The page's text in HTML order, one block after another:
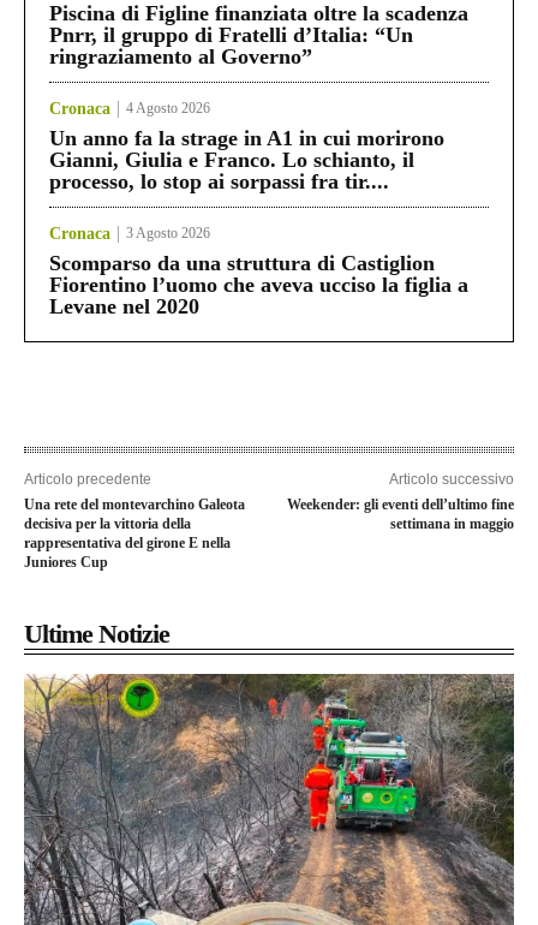
Piscina di Figline finanziata oltre la scadenza
Pnrr, il gruppo di Fratelli d’Italia: “Un
ringraziamento al Governo”
Cronaca 4 Agosto 2026
Un anno fa la strage in A1 in cui morirono
Gianni, Giulia e Franco. Lo schianto, il
processo, lo stop ai sorpassi fra tir....
Cronaca 3 Agosto 2026
Scomparso da una struttura di Castiglion
Fiorentino l’uomo che aveva ucciso la figlia a
Levane nel 2020
Articolo precedente
Una rete del montevarchino Galeota
decisiva per la vittoria della
rappresentativa del girone E nella
Juniores Cup
Articolo successivo
Weekender: gli eventi dell’ultimo fine
settimana in maggio
Ultime Notizie